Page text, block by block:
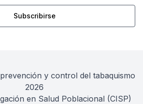
y control del tabaquismo
2026
en Salud Poblacional (CISP)